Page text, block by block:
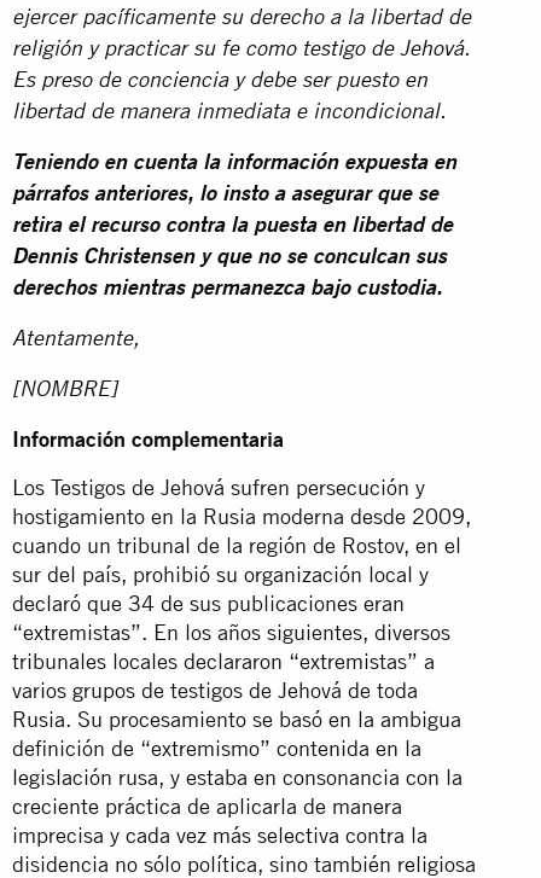
ejercer pacíficamente su derecho a la libertad de
religión y practicar su fe como testigo de Jehová.
Es preso de conciencia y debe ser puesto en
libertad de manera inmediata e incondicional.
Teniendo en cuenta la información expuesta en
párrafos anteriores, lo insto a asegurar que se
retira el recurso contra la puesta en libertad de
Dennis Christensen y que no se conculcan sus
derechos mientras permanezca bajo custodia.
Atentamente,
[NOMBRE]
Información complementaria
Los Testigos de Jehová sufren persecución y
hostigamiento en la Rusia moderna desde 2009,
cuando un tribunal de la región de Rostov, en el
sur del país, prohibió su organización local y
declaró que 34 de sus publicaciones eran
“extremistas”. En los años siguientes, diversos
tribunales locales declararon “extremistas” a
varios grupos de testigos de Jehová de toda
Rusia. Su procesamiento se basó en la ambigua
definición de “extremismo” contenida en la
legislación rusa, y estaba en consonancia con la
creciente práctica de aplicarla de manera
imprecisa y cada vez más selectiva contra la
disidencia no sólo política, sino también religiosa